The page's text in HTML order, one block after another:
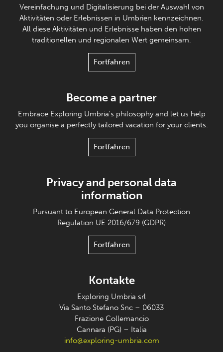
Vereinfachung und Digitalisierung bei der Auswahl von
Aktivitäten oder Erlebnissen in Umbrien kennzeichnen.
All diese Aktivitäten und Erlebnisse haben den hohen
traditionellen und regionalen Wert gemeinsam.
Fortfahren
Become a partner
Embrace Exploring Umbria's philosophy and let us help
you organise a perfectly tailored vacation for your clients.
Fortfahren
Privacy and personal data
information
Pursuant to European General Data Protection
Regulation UE 2016/679 (GDPR)
Fortfahren
Kontakte
Exploring Umbria srl
Via Santo Stefano Snc – 06033
Frazione Collemancio
Cannara (PG) – Italia
info@exploring-umbria.com